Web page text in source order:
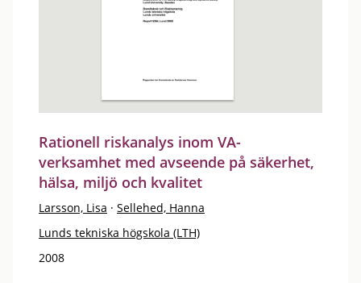
Rationell riskanalys inom VA-
verksamhet med avseende på säkerhet,
hälsa, miljö och kvalitet
Larsson, Lisa · Sellehed, Hanna
Lunds tekniska högskola (LTH)
2008